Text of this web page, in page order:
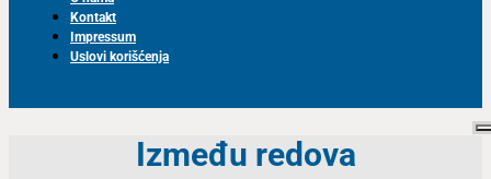
Kontakt
Impressum
Uslovi korišćenja
Između redova